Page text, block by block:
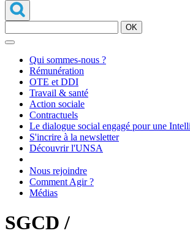
OK
Qui sommes-nous ?
Rémunération
OTE et DDI
Travail & santé
Action sociale
Contractuels
Le dialogue social engagé pour une
S'incrire à la newsletter
Découvrir l'UNSA
Nous rejoindre
Comment Agir ?
Médias
SGCD /